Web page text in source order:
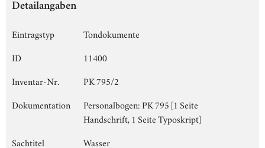
Detailangaben
Eintragstyp
Tondokumente
ID
11400
Inventar-Nr.
PK 795/2
Dokumentation
Personalbogen: PK 795 [1 Seite
Handschrift, 1 Seite Typoskript]
Sachtitel
Wasser